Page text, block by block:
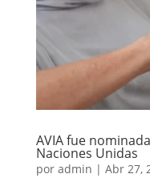
AVIA fue
Naciones Unidas
por admin | Abr 27,